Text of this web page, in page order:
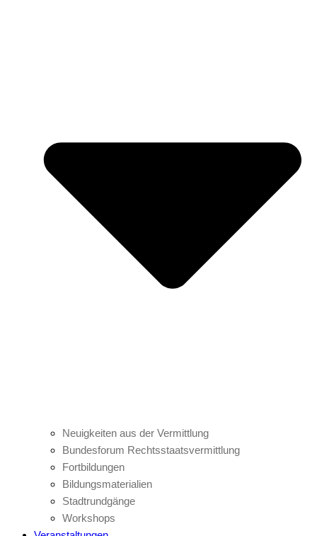
Neuigkeiten aus der Vermittlung
Bundesforum Rechtsstaatsvermittlung
Fortbildungen
Bildungsmaterialien
Stadtrundgänge
Workshops